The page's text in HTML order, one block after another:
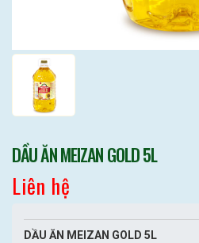
DẦU ĂN MEIZAN GOLD 5L
Liên hệ
DẦU ĂN MEIZAN GOLD 5L